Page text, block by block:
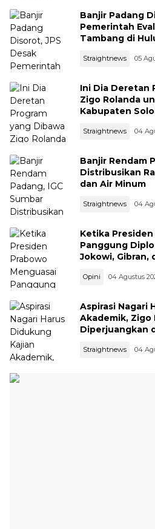
Banjir Padang
Pemerintah
Tambang di
Straightnews 05
Ini Dia Deretan
Zigo Rolanda
Kabupaten
Straightnews 04
Banjir Rendam
Distribusikan
dan Air Minum
Straightnews 04
Ketika
Panggung
Jokowi, Gibran,
Opini 04 Agustus
Aspirasi Nagari
Akademik, Zigo
Diperjuangkan
Straightnews 04